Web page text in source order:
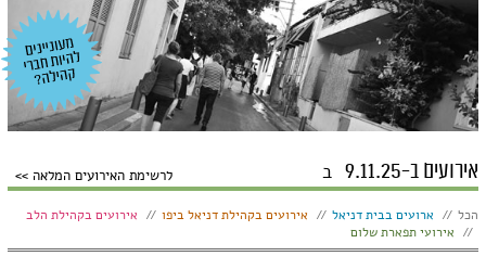
אירועים ב-9.11.25 ב לרשימת האירועים המלאה
הצג:
הכל ארועים בבית דניאל אירועים בקהילת דניאל ביפו
אירועים בקהילת הלב
אירועי תפארת שלום